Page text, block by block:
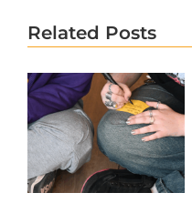
Related Posts